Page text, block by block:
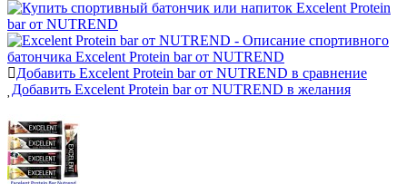
Добавить Excelent Protein bar от NUTREND в сравнение
Добавить Excelent Protein bar от NUTREND в желания